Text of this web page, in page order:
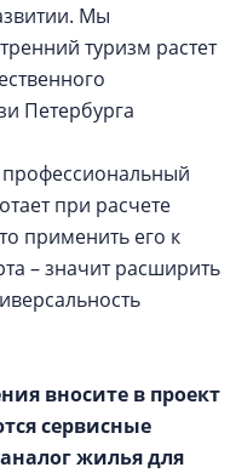
Мы
туризм растет
Петербурга
профессиональный
при расчете
применить его к
– значит расширить
вносите в проект
сервисные
жилья для